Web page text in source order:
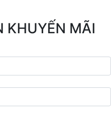
KHUYẾN MÃI